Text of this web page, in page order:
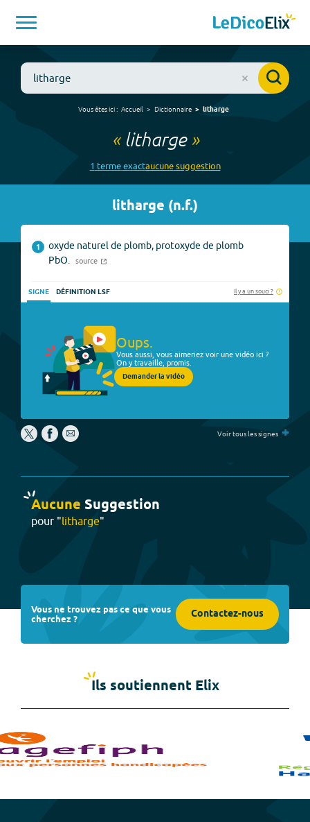
Vous êtes ici : Accueil Dictionnaire litharge
« litharge»
1 termeexactaucunesuggestion
litharge (n.f.)
1
oxyde naturel de plomb, protoxyde de plomb
PbO.
source
SIGNE DÉFINITION LSF Il y a un souci ?
Oups.
Vous aussi, vous aimeriez voir une vidéo ici ?
On y travaille, promis.
Demander la vidéo
Voir tous les signes +
Aucune Suggestion
pour "litharge"
Vous ne trouvez pas ce que vous
cherchez ? Contactez-nous
Ils soutiennent Elix